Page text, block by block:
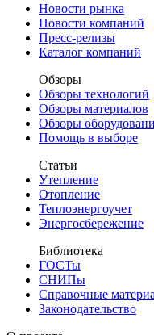
Новости рынка
Новости компаний
Пресс-релизы
Каталог компаний
Обзоры
Обзоры технологий
Обзоры материалов
Обзоры
Помощь в выборе
Статьи
Утепление
Отопление
Теплоэнергоучет
Энергосбережение
Библиотека
ГОСТы
СНИПы
Справочные
Законодательство